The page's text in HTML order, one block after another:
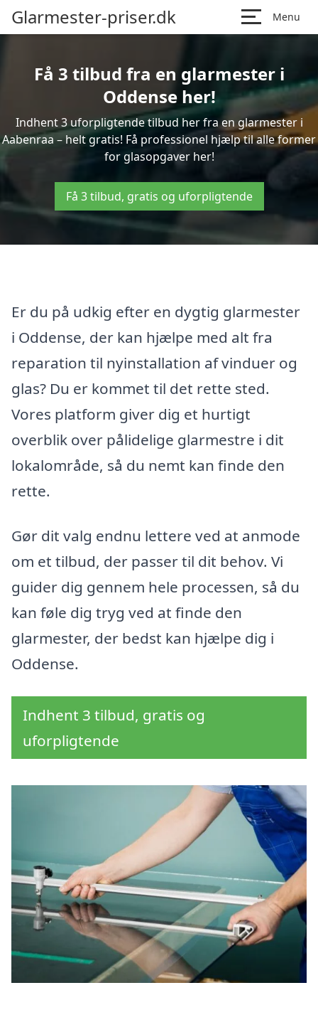
Glarmester-priser.dk Menu
Få 3 tilbud fra en glarmester i
Oddense her!
Indhent 3 uforpligtende tilbud her fra en glarmester i
Aabenraa – helt gratis! Få professionel hjælp til alle former
for glasopgaver her!
Få 3 tilbud, gratis og uforpligtende
Er du på udkig efter en dygtig glarmester
i Oddense, der kan hjælpe med alt fra
reparation til nyinstallation af vinduer og
glas? Du er kommet til det rette sted.
Vores platform giver dig et hurtigt
overblik over pålidelige glarmestre i dit
lokalområde, så du nemt kan finde den
rette.
Gør dit valg endnu lettere ved at anmode
om et tilbud, der passer til dit behov. Vi
guider dig gennem hele processen, så du
kan føle dig tryg ved at finde den
glarmester, der bedst kan hjælpe dig i
Oddense.
Indhent 3 tilbud, gratis og
uforpligtende